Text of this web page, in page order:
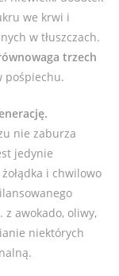
we krwi i
w tłuszczach.
trzech
pośpiechu.
nie zaburza
jedynie
i chwilowo
z awokado, oliwy,
niektórych